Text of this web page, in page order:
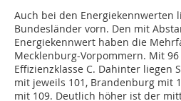
Auch bei den Energiekennwerten
Bundesländer vorn. Den mit
Energiekennwert haben die
Mecklenburg-Vorpommern. Mit
Effizienzklasse C. Dahinter liegen
mit jeweils 101, Brandenburg mit
mit 109. Deutlich höher ist der